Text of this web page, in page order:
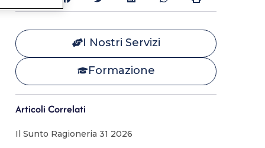
I Nostri Servizi
Formazione
Articoli Correlati
Il Sunto Ragioneria 31 2026